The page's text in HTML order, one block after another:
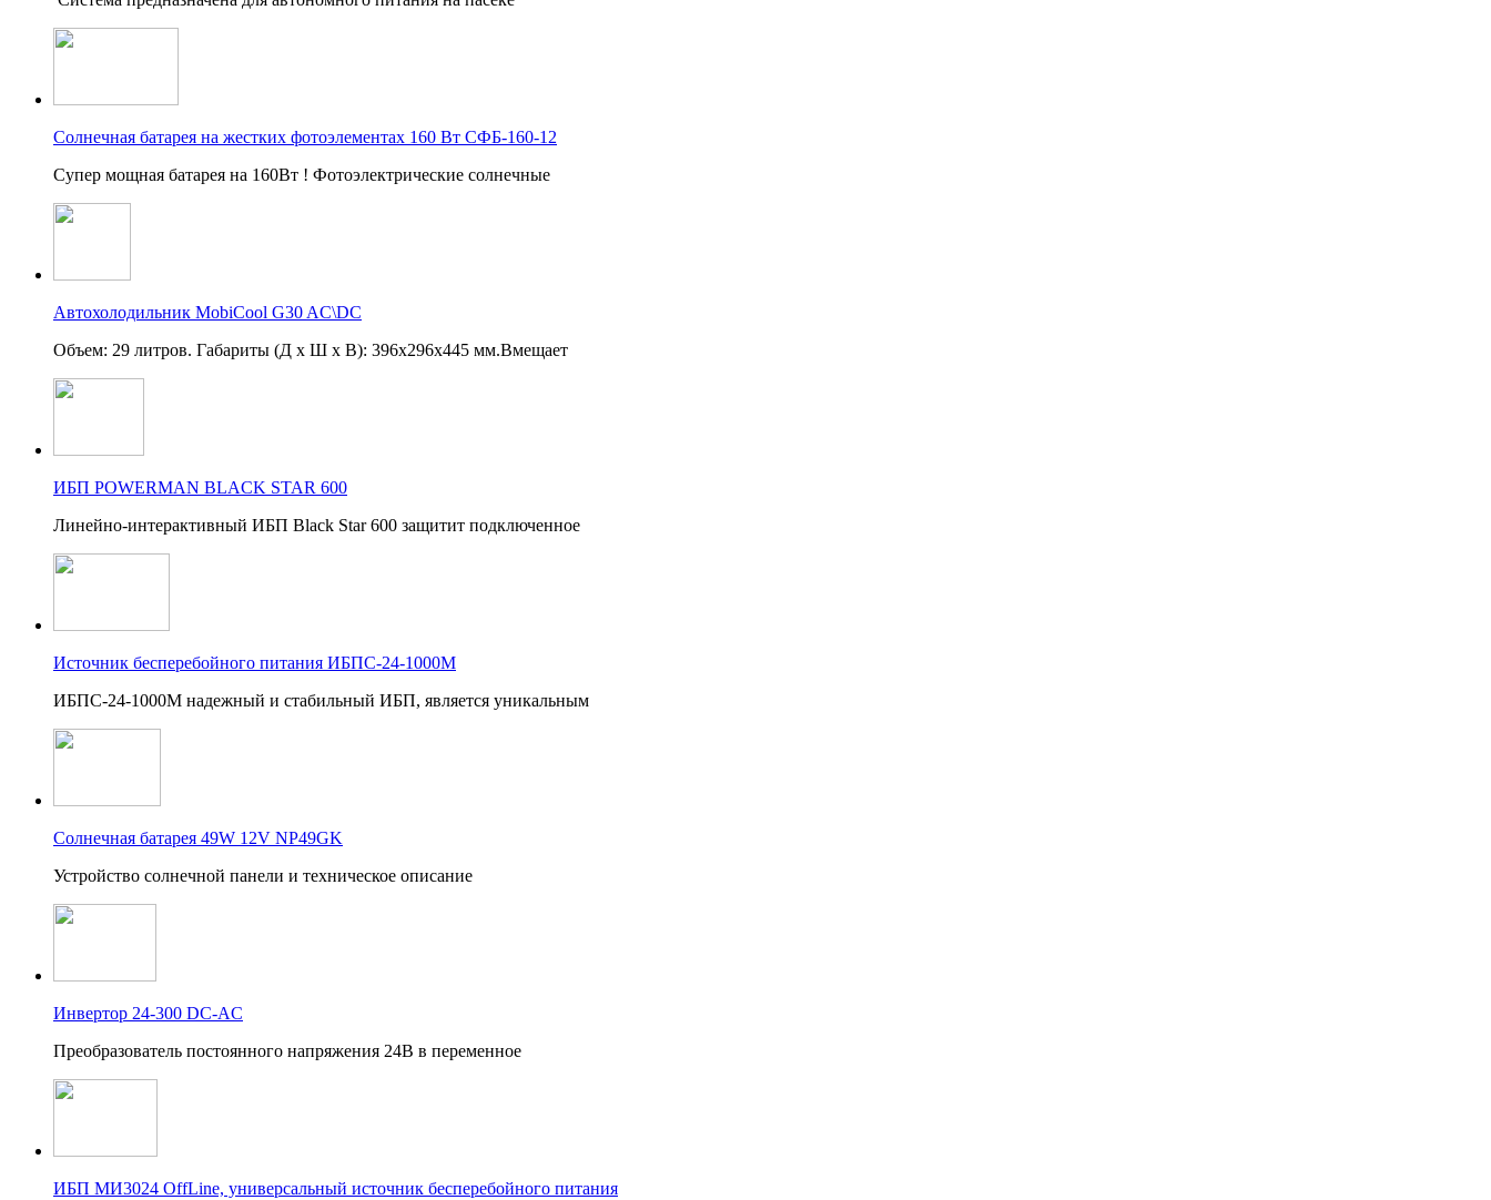
Солнечная батарея на жестких фотоэлементах 160 Вт СФБ-160-12
Супер мощная батарея на 160Вт ! Фотоэлектрические солнечные
Автохолодильник MobiCool G30 AC\DC
Объем: 29 литров. Габариты (Д x Ш x В): 396х296х445 мм.Вмещает
ИБП POWERMAN BLACK STAR 600
Линейно-интерактивный ИБП Black Star 600 защитит подключенное
Источник бесперебойного питания ИБПС-24-1000M
ИБПС-24-1000M надежный и стабильный ИБП, является уникальным
Солнечная батарея 49W 12V NP49GK
Устройство солнечной панели и техническое описание
Инвертор 24-300 DC-AC
Преобразователь постоянного напряжения 24В в переменное
ИБП МИ3024 OffLine, универсальный источник бесперебойного питания